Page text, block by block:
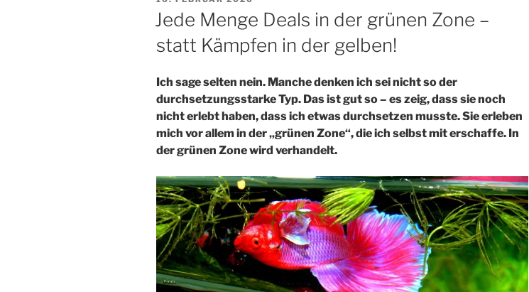
Jede Menge Deals in der grünen Zone –
statt Kämpfen in der gelben!
Ich sage selten nein. Manche denken ich sei nicht so der
durchsetzungsstarke Typ. Das ist gut so – es zeig, dass sie noch
nicht erlebt haben, dass ich etwas durchsetzen musste. Sie erleben
mich vor allem in der „grünen Zone“, die ich selbst mit erschaffe. In
der grünen Zone wird verhandelt.